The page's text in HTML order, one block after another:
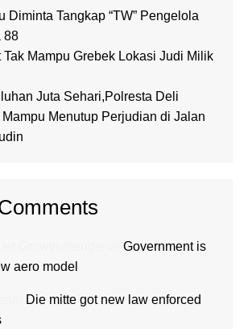
Diminta Tangkap “TW” Pengelola
88
Tak Mampu Grebek Lokasi Judi Milik
Juta Sehari,Polresta Deli
Mampu Menutup Perjudian di Jalan
Government is
aero model
Die mitte got new law enforced